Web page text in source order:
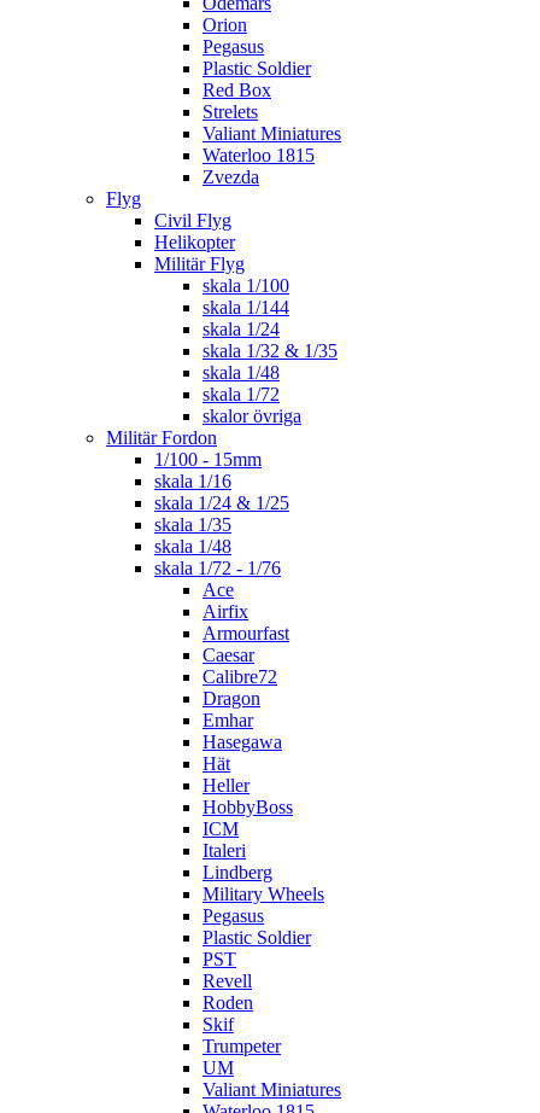
Orion
Pegasus
Plastic Soldier
Red Box
Strelets
Valiant Miniatures
Waterloo 1815
Zvezda
Flyg
Civil Flyg
Helikopter
Militär Flyg
skala 1/100
skala 1/144
skala 1/24
skala 1/32 & 1/35
skala 1/48
skala 1/72
skalor övriga
Militär Fordon
1/100 - 15mm
skala 1/16
skala 1/24 & 1/25
skala 1/35
skala 1/48
skala 1/72 - 1/76
Ace
Airfix
Armourfast
Caesar
Calibre72
Dragon
Emhar
Hasegawa
Hät
Heller
HobbyBoss
ICM
Italeri
Lindberg
Military Wheels
Pegasus
Plastic Soldier
PST
Revell
Roden
Skif
Trumpeter
UM
Valiant Miniatures